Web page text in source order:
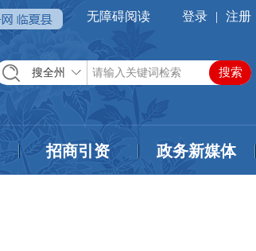
无障碍阅读 登录 | 注册
搜全州
招商引资 政务新媒体